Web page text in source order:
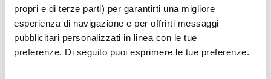
propri e di terze parti) per garantirti una migliore
esperienza di navigazione e per offrirti messaggi
pubblicitari personalizzati in linea con le tue
preferenze. Di seguito puoi esprimere le tue preferenze.